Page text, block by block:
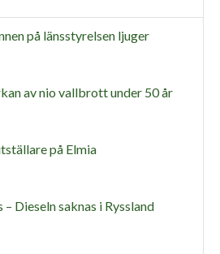
på länsstyrelsen ljuger
av nio vallbrott under 50 år
på Elmia
– Dieseln saknas i Ryssland